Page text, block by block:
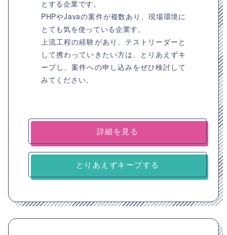
とする企業です。
PHPやJavaの案件が複数あり、現場環境に
とても気を使っている企業す。
上流工程の経験があり、テストリーダーと
して携わっていきたい方は、とりあえずキ
ープし、案件への申し込みをぜひ検討して
みてください。
詳細を見る
とりあえずキープする